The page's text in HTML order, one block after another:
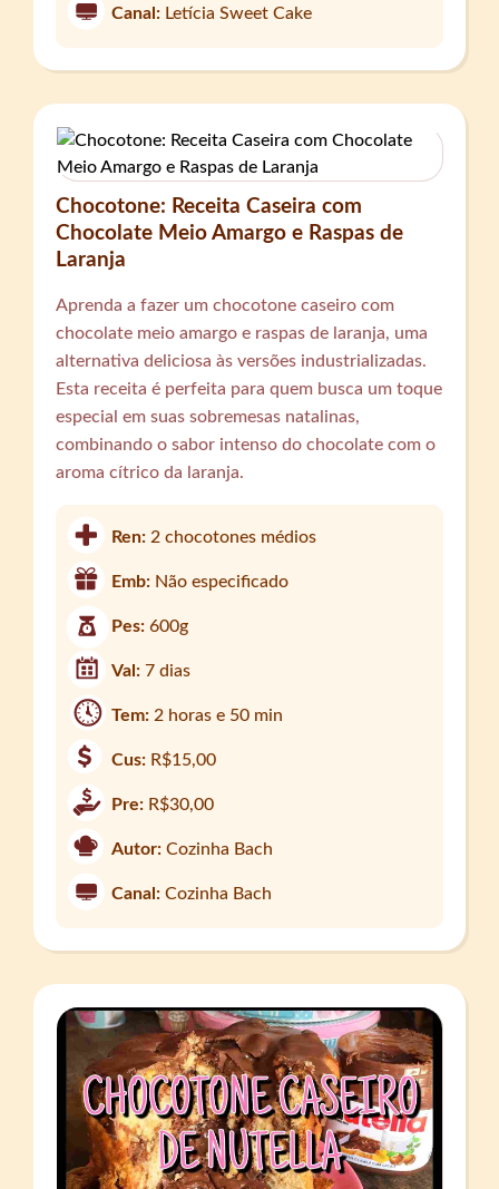
Canal: Letícia Sweet Cake
Chocotone: Receita Caseira com
Chocolate Meio Amargo e Raspas de
Laranja
Aprenda a fazer um chocotone caseiro com
chocolate meio amargo e raspas de laranja, uma
alternativa deliciosa às versões industrializadas.
Esta receita é perfeita para quem busca um toque
especial em suas sobremesas natalinas,
combinando o sabor intenso do chocolate com o
aroma cítrico da laranja.
Ren:2 chocotones médios
Emb: Não especificado
Pes:600g
Val:7 dias
Tem:2 horas e 50 min
Cus: R$15,00
Pre: R$30,00
Autor: Cozinha Bach
Canal: Cozinha Bach